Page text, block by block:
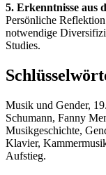
5. Erkenntnisse aus
Persönliche
notwendige
Studies.
Musik und Gender,
Schumann, Fanny
Musikgeschichte,
Klavier,
Aufstieg.